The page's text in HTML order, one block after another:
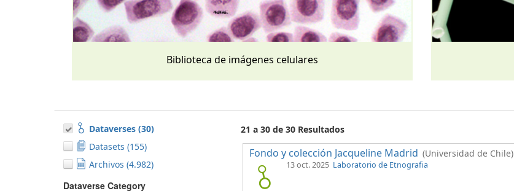
Biblioteca de imágenes celulares
Dataverses (30)
Datasets (155)
Archivos (4.982)
Dataverse Category
21 a 30 de 30 Resultados
Fondo y colección Jacqueline Madrid (Universidad de Chile)
13 oct. 2025 Laboratorio de Etnografia